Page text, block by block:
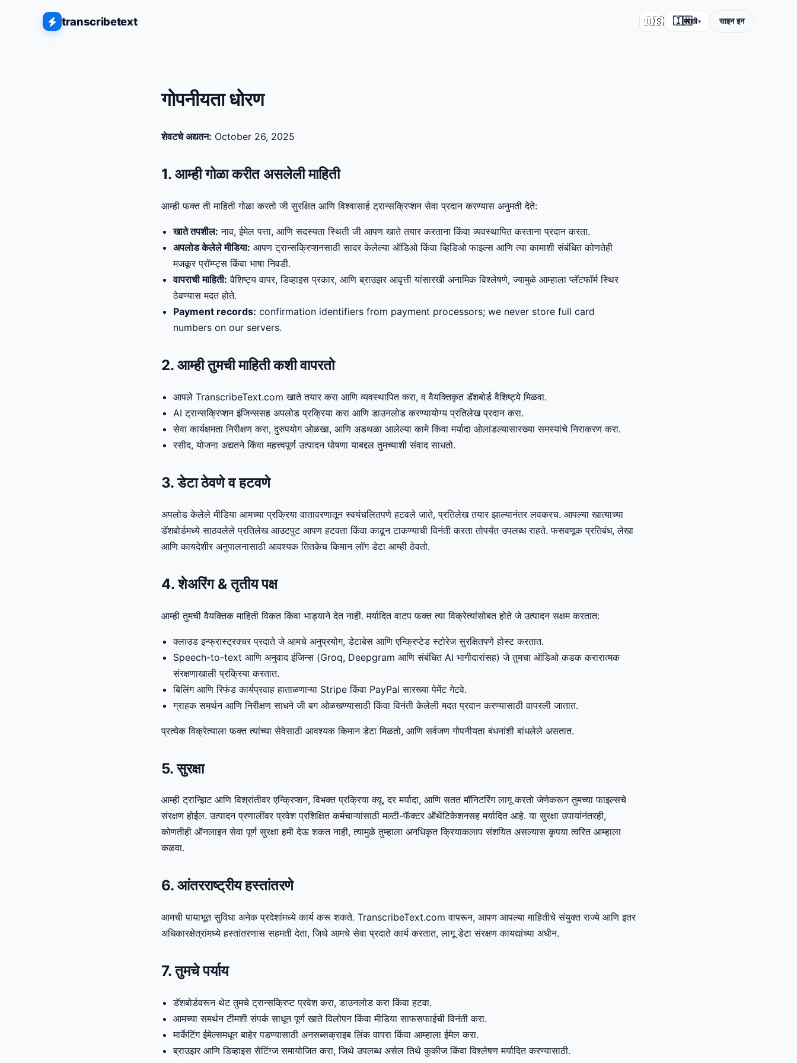
transcribetext 🇺🇸 🇮🇳
मराठी▾ साइन इन
गोपनीयता धोरण
शेवटचे अद्यतन: October 26, 2025
1. आम्ही गोळा करीत असलेली माहिती
आम्ही फक्त ती माहिती गोळा करतो जी सुरक्षित आणि विश्वासार्ह ट्रान्सक्रिप्शन सेवा प्रदान करण्यास अनुमती देते:
खाते तपशील: नाव, ईमेल पत्ता, आणि सदस्यता स्थिती जी आपण खाते तयार करताना किंवा व्यवस्थापित करताना प्रदान करता.
अपलोड केलेले मीडिया: आपण ट्रान्सक्रिप्शनसाठी सादर केलेल्या ऑडिओ किंवा व्हिडिओ फाइल्स आणि त्या कामाशी संबंधित कोणतेही
मजकूर प्रॉम्प्ट्स किंवा भाषा निवडी.
वापराची माहिती: वैशिष्ट्य वापर, डिव्हाइस प्रकार, आणि ब्राउझर आवृत्ती यांसारखी अनामिक विश्लेषणे, ज्यामुळे आम्हाला प्लॅटफॉर्म स्थिर
ठेवण्यास मदत होते.
Payment records: confirmation identifiers from payment processors; we never store full card
numbers on our servers.
2. आम्ही तुमची माहिती कशी वापरतो
आपले TranscribeText.com खाते तयार करा आणि व्यवस्थापित करा, व वैयक्तिकृत डॅशबोर्ड वैशिष्ट्ये मिळवा.
AI ट्रान्सक्रिप्शन इंजिन्ससह अपलोड प्रक्रिया करा आणि डाउनलोड करण्यायोग्य प्रतिलेख प्रदान करा.
सेवा कार्यक्षमता निरीक्षण करा, दुरुपयोग ओळखा, आणि अडथळा आलेल्या कामे किंवा मर्यादा ओलांडल्यासारख्या समस्यांचे निराकरण करा.
रसीद, योजना अद्यतने किंवा महत्त्वपूर्ण उत्पादन घोषणा याबद्दल तुमच्याशी संवाद साधतो.
3. डेटा ठेवणे व हटवणे
अपलोड केलेले मीडिया आमच्या प्रक्रिया वातावरणातून स्वयंचलितपणे हटवले जाते, प्रतिलेख तयार झाल्यानंतर लवकरच. आपल्या खात्याच्या
डॅशबोर्डमध्ये साठवलेले प्रतिलेख आउटपुट आपण हटवता किंवा काढून टाकण्याची विनंती करता तोपर्यंत उपलब्ध राहते. फसवणूक प्रतिबंध, लेखा
आणि कायदेशीर अनुपालनासाठी आवश्यक तितकेच किमान लॉग डेटा आम्ही ठेवतो.
4. शेअरिंग & तृतीय पक्ष
आम्ही तुमची वैयक्तिक माहिती विकत किंवा भाड्याने देत नाही. मर्यादित वाटप फक्त त्या विक्रेत्यांसोबत होते जे उत्पादन सक्षम करतात:
क्लाउड इन्फ्रास्ट्रक्चर प्रदाते जे आमचे अनुप्रयोग, डेटाबेस आणि एन्क्रिप्टेड स्टोरेज सुरक्षितपणे होस्ट करतात.
Speech-to-text आणि अनुवाद इंजिन्स (Groq, Deepgram आणि संबंधित AI भागीदारांसह) जे तुमचा ऑडिओ कडक करारात्मक
संरक्षणाखाली प्रक्रिया करतात.
बिलिंग आणि रिफंड कार्यप्रवाह हाताळणाऱ्या Stripe किंवा PayPal सारख्या पेमेंट गेटवे.
ग्राहक समर्थन आणि निरीक्षण साधने जी बग ओळखण्यासाठी किंवा विनंती केलेली मदत प्रदान करण्यासाठी वापरली जातात.
प्रत्येक विक्रेत्याला फक्त त्यांच्या सेवेसाठी आवश्यक किमान डेटा मिळतो, आणि सर्वजण गोपनीयता बंधनांशी बांधलेले असतात.
5. सुरक्षा
आम्ही ट्रान्झिट आणि विश्रांतीवर एन्क्रिप्शन, विभक्त प्रक्रिया क्यू, दर मर्यादा, आणि सतत मॉनिटरिंग लागू करतो जेणेकरून तुमच्या फाइल्सचे
संरक्षण होईल. उत्पादन प्रणालींवर प्रवेश प्रशिक्षित कर्मचाऱ्यांसाठी मल्टी-फॅक्टर ऑथेंटिकेशनसह मर्यादित आहे. या सुरक्षा उपायांनंतरही,
कोणतीही ऑनलाइन सेवा पूर्ण सुरक्षा हमी देऊ शकत नाही, त्यामुळे तुम्हाला अनधिकृत क्रियाकलाप संशयित असल्यास कृपया त्वरित आम्हाला
कळवा.
6. आंतरराष्ट्रीय हस्तांतरणे
आमची पायाभूत सुविधा अनेक प्रदेशांमध्ये कार्य करू शकते. TranscribeText.com वापरून, आपण आपल्या माहितीचे संयुक्त राज्ये आणि इतर
अधिकारक्षेत्रांमध्ये हस्तांतरणास सहमती देता, जिथे आमचे सेवा प्रदाते कार्य करतात, लागू डेटा संरक्षण कायद्यांच्या अधीन.
7. तुमचे पर्याय
डॅशबोर्डवरून थेट तुमचे ट्रान्सक्रिप्ट प्रवेश करा, डाउनलोड करा किंवा हटवा.
आमच्या समर्थन टीमशी संपर्क साधून पूर्ण खाते विलोपन किंवा मीडिया साफसफाईची विनंती करा.
मार्केटिंग ईमेल्समधून बाहेर पडण्यासाठी अनसब्सक्राइब लिंक वापरा किंवा आम्हाला ईमेल करा.
ब्राउझर आणि डिव्हाइस सेटिंग्ज समायोजित करा, जिथे उपलब्ध असेल तिथे कुकीज किंवा विश्लेषण मर्यादित करण्यासाठी.